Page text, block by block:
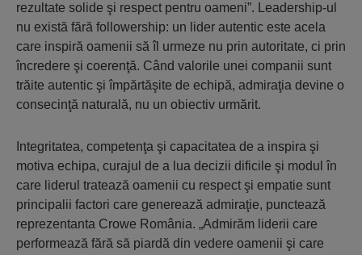
rezultate solide şi respect pentru oameni”. Leadership-ul
nu există fără followership: un lider autentic este acela
care inspiră oamenii să îl urmeze nu prin autoritate, ci prin
încredere şi coerenţă. Când valorile unei companii sunt
trăite autentic şi împărtăşite de echipă, admiraţia devine o
consecinţă naturală, nu un obiectiv urmărit.
Integritatea, competenţa şi capacitatea de a inspira şi
motiva echipa, curajul de a lua decizii dificile şi modul în
care liderul tratează oamenii cu respect şi empatie sunt
principalii factori care generează admiraţie, punctează
reprezentanta Crowe România. „Admirăm liderii care
performează fără să piardă din vedere oamenii şi care